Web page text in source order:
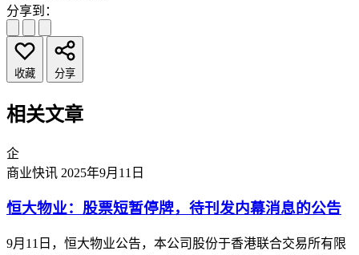
分享到：
收藏 分享
相关文章
企
商业快讯 2025年9月11日
恒大物业：股票短暂停牌，待刊发内幕消息的公告
9月11日，恒大物业公告，本公司股份于香港联合交易所有限